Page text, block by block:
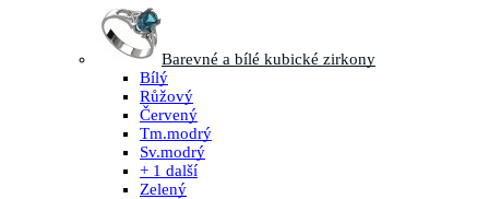
Barevné a bílé kubické zirkony
Bílý
Růžový
Červený
Tm.modrý
Sv.modrý
+ 1 další
Zelený